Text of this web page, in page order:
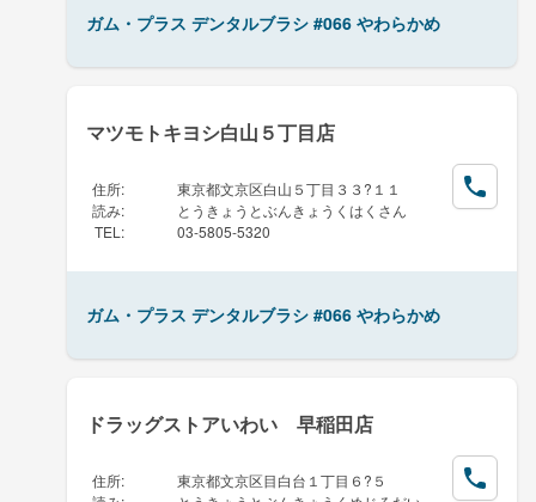
ガム・プラス デンタルブラシ #066 やわらかめ
マツモトキヨシ白山５丁目店
住所:
東京都文京区白山５丁目３３?１１
読み:
とうきょうとぶんきょうくはくさん
TEL : 03-5805-5320
ガム・プラス デンタルブラシ #066 やわらかめ
ドラッグストアいわい 早稲田店
住所:
東京都文京区目白台１丁目６?５